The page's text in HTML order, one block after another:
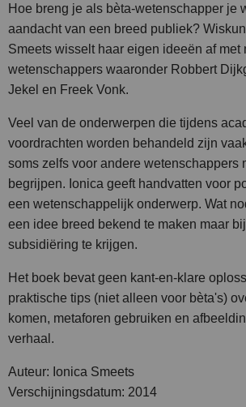
Hoe breng je als bèta-wetenschapper je
aandacht van een breed publiek?
Smeets wisselt haar eigen ideeën af met
wetenschappers waaronder Robbert
Jekel en Freek Vonk.
Veel van de onderwerpen die tijdens
voordrachten worden behandeld zijn
soms zelfs voor andere wetenschappers
begrijpen. Ionica geeft handvatten voor
een wetenschappelijk onderwerp. Wat
een idee breed bekend te maken maar
subsidiëring te krijgen.
Het boek bevat geen kant-en-klare
praktische tips (niet alleen voor bèta's)
komen, metaforen gebruiken en
verhaal.
Auteur: Ionica Smeets
Verschijningsdatum: 2014